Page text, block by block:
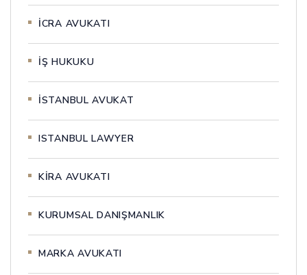
İCRA AVUKATI
İŞ HUKUKU
İSTANBUL AVUKAT
ISTANBUL LAWYER
KİRA AVUKATI
KURUMSAL DANIŞMANLIK
MARKA AVUKATI